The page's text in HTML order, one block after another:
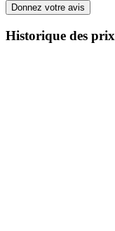
Donnez votre avis
Historique des prix